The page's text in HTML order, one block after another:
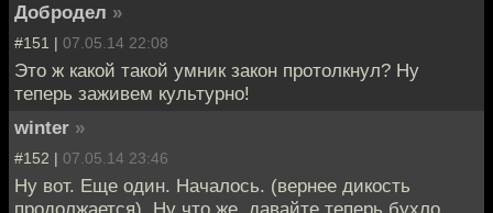
Добродел »
#151 | 07.05.14 22:08
Это ж какой такой умник закон протолкнул? Ну
теперь заживем культурно!
winter »
#152 | 07.05.14 23:46
Ну вот. Еще один. Началось. (вернее дикость